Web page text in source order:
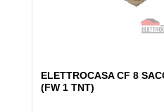
ELETTROCASA CF 8
(FW 1 TNT)